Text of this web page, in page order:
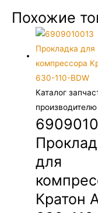
Похожие
Каталог
производителю
для
Кратон